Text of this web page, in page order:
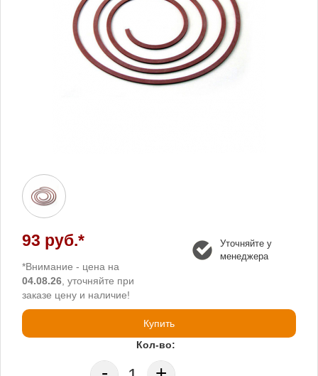
93 руб.*
*Внимание - цена на
04.08.26 , уточняйте при
заказе цену и наличие!
Уточняйте у
менеджера
Купить
Кол-во: